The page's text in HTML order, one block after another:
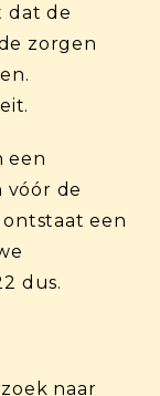
dat de
zorgen
een
vóór de
een
dus.
naar